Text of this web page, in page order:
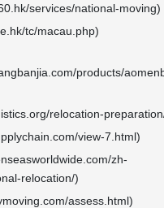
services/national-moving)
tc/macau.php)
products/
relocation-
view-7.html)
zh-
relocation/)
assess.html)